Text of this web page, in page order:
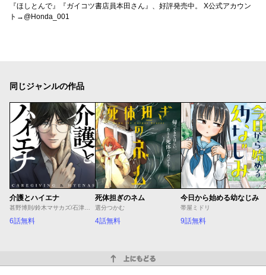
『ほしとんで』『ガイコツ書店員本田さん』、好評発売中。 X公式アカウン
ト→@Honda_001
同じジャンルの作品
介護とハイエナ
6話無料
死体担ぎのネム
選分つかむ
4話無料
今日から始める幼なじみ
帯屋ミドリ
9話無料